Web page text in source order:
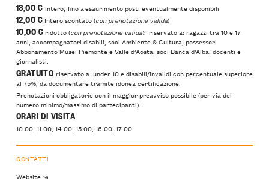
13,00 € Intero, fino a esaurimento posti eventualmente disponibili
12,00 € Intero scontato (con prenotazione valida)
10,00 €ridotto (con prenotazione valida): riservato a: ragazzi tra 10 e 17
anni, accompagnatori disabili, soci Ambiente & Cultura, possessori
Abbonamento Musei Piemonte e Valle d’Aosta, soci Banca d’Alba, docenti e
giornalisti.
GRATUITO riservato a: under 10 e disabili/invalidi con percentuale superiore
al 75%, da documentare tramite idonea certificazione.
Prenotazioni obbligatorie con il maggior preavviso possibile (per via del
numero minimo/massimo di partecipanti).
ORARI DI VISITA
10:00, 11:00, 14:00, 15:00, 16:00, 17:00
CONTATTI
Website ↝